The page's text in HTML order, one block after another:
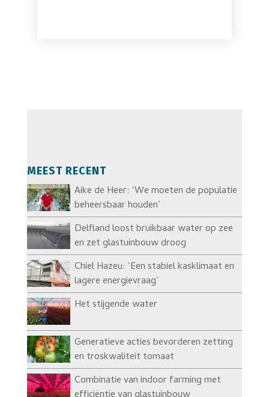
MEEST RECENT
Aike de Heer: ‘We moeten de populatie
beheersbaar houden’
Delfland loost bruikbaar water op zee
en zet glastuinbouw droog
Chiel Hazeu: ‘Een stabiel kasklimaat en
lagere energievraag’
Het stijgende water
Generatieve acties bevorderen zetting
en troskwaliteit tomaat
Combinatie van indoor farming met